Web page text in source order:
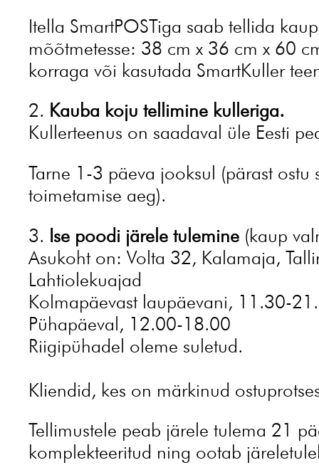
Itella SmartPOSTiga saab tellida
mõõtmetesse: 38 cm x 36 cm x 60
korraga või kasutada SmartKuller
2. Kauba koju tellimine kulleriga.
Kullerteenus on saadaval üle Eesti
Tarne 1-3 päeva jooksul (pärast
toimetamise aeg).
3. Ise poodi järele tulemine (kaup
Asukoht on: Volta 32, Kalamaja,
Lahtiolekuajad
Kolmapäevast laupäevani, 11.30-
Pühapäeval, 12.00-18.00
Riigipühadel oleme suletud.
Kliendid, kes on märkinud
Tellimustele peab järele tulema 21
komplekteeritud ning ootab